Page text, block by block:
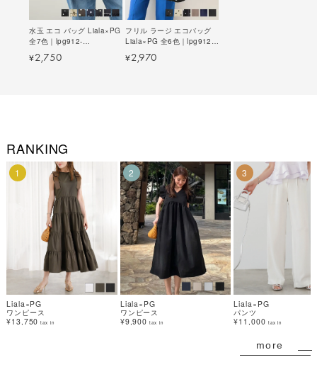
水玉 エコ バッグ Liala×PG
全7色｜lpg912-
¥2,750
フリル ラージ エコバッグ
Liala×PG 全6色｜lpg912-
¥2,970
RANKING
1
Liala×PG
ワンピース
¥13,750 tax in
2
Liala×PG
ワンピース
¥9,900 tax in
3
Liala×PG
パンツ
¥11,000 tax in
more